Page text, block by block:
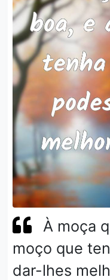
À moça
moço que
dar-lhes